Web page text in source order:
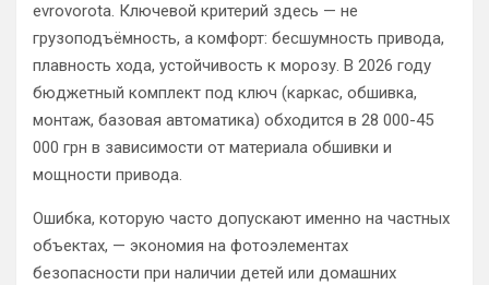
evrovorota. Ключевой критерий здесь — не
грузоподъёмность, а комфорт: бесшумность привода,
плавность хода, устойчивость к морозу. В 2026 году
бюджетный комплект под ключ (каркас, обшивка,
монтаж, базовая автоматика) обходится в 28 000-45
000 грн в зависимости от материала обшивки и
мощности привода.
Ошибка, которую часто допускают именно на частных
объектах, — экономия на фотоэлементах
безопасности при наличии детей или домашних